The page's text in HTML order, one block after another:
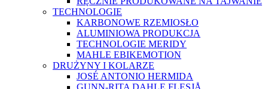
TECHNOLOGIE
KARBONOWE RZEMIOSŁO
ALUMINIOWA PRODUKCJA
TECHNOLOGIE MERIDY
MAHLE EBIKEMOTION
DRUŻYNY I KOLARZE
JOSÉ ANTONIO HERMIDA
GUNN-RITA DAHLE FLESJÅ